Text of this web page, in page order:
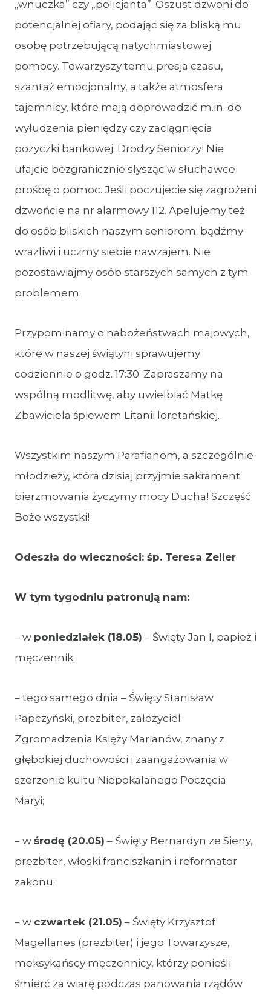
„wnuczka” czy „policjanta”. Oszust dzwoni do
potencjalnej ofiary, podając się za bliską mu
osobę potrzebującą natychmiastowej
pomocy. Towarzyszy temu presja czasu,
szantaż emocjonalny, a także atmosfera
tajemnicy, które mają doprowadzić m.in. do
wyłudzenia pieniędzy czy zaciągnięcia
pożyczki bankowej. Drodzy Seniorzy! Nie
ufajcie bezgranicznie słysząc w słuchawce
prośbę o pomoc. Jeśli poczujecie się zagrożeni
dzwońcie na nr alarmowy 112. Apelujemy też
do osób bliskich naszym seniorom: bądźmy
wrażliwi i uczmy siebie nawzajem. Nie
pozostawiajmy osób starszych samych z tym
problemem.
Przypominamy o nabożeństwach majowych,
które w naszej świątyni sprawujemy
codziennie o godz. 17:30. Zapraszamy na
wspólną modlitwę, aby uwielbiać Matkę
Zbawiciela śpiewem Litanii loretańskiej.
Wszystkim naszym Parafianom, a szczególnie
młodzieży, która dzisiaj przyjmie sakrament
bierzmowania życzymy mocy Ducha! Szczęść
Boże wszystki!
Odeszła do wieczności: śp. Teresa Zeller
W tym tygodniu patronują nam:
– w poniedziałek (18.05) – Święty Jan I, papież i
męczennik;
– tego samego dnia – Święty Stanisław
Papczyński, prezbiter, założyciel
Zgromadzenia Księży Marianów, znany z
głębokiej duchowości i zaangażowania w
szerzenie kultu Niepokalanego Poczęcia
Maryi;
– w środę (20.05) – Święty Bernardyn ze Sieny,
prezbiter, włoski franciszkanin i reformator
zakonu;
– w czwartek (21.05) – Święty Krzysztof
Magellanes (prezbiter) i jego Towarzysze,
meksykańscy męczennicy, którzy ponieśli
śmierć za wiarę podczas panowania rządów